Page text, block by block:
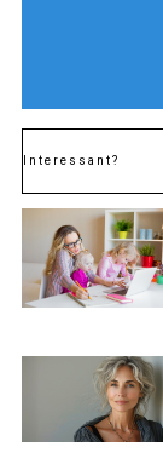
Interessant?